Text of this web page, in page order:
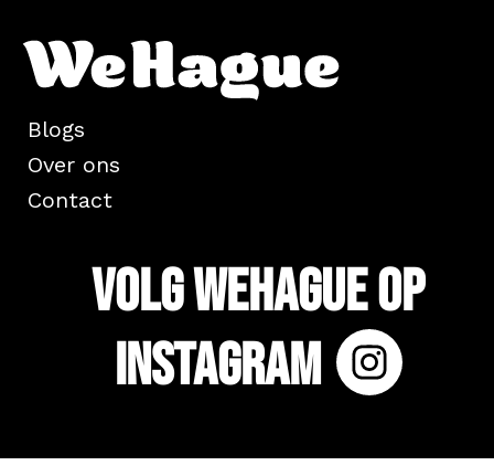
Blogs
Over ons
Contact
Volg WeHague op
Instagram